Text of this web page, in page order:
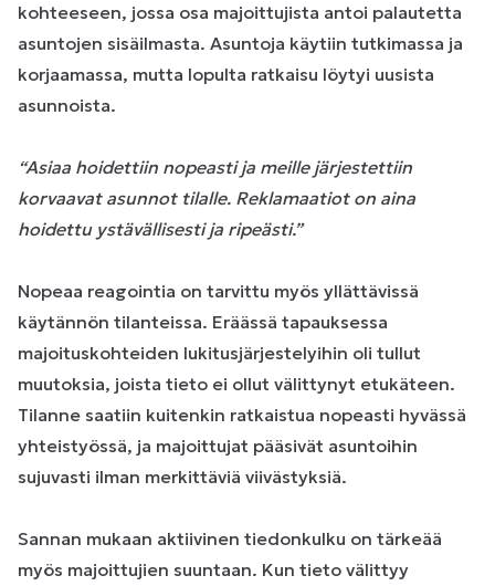
kohteeseen, jossa osa majoittujista antoi palautetta
asuntojen sisäilmasta. Asuntoja käytiin tutkimassa ja
korjaamassa, mutta lopulta ratkaisu löytyi uusista
asunnoista.
“Asiaa hoidettiin nopeasti ja meille järjestettiin
korvaavat asunnot tilalle. Reklamaatiot on aina
hoidettu ystävällisesti ja ripeästi.”
Nopeaa reagointia on tarvittu myös yllättävissä
käytännön tilanteissa. Eräässä tapauksessa
majoituskohteiden lukitusjärjestelyihin oli tullut
muutoksia, joista tieto ei ollut välittynyt etukäteen.
Tilanne saatiin kuitenkin ratkaistua nopeasti hyvässä
yhteistyössä, ja majoittujat pääsivät asuntoihin
sujuvasti ilman merkittäviä viivästyksiä.
Sannan mukaan aktiivinen tiedonkulku on tärkeää
myös majoittujien suuntaan. Kun tieto välittyy